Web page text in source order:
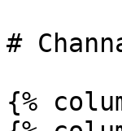
#
{%